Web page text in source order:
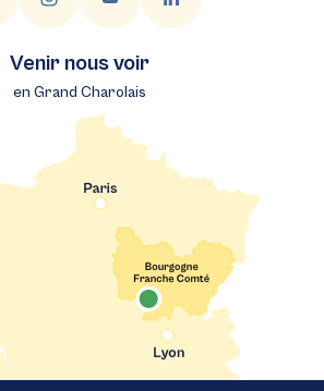
Venir nous voir
en Grand Charolais